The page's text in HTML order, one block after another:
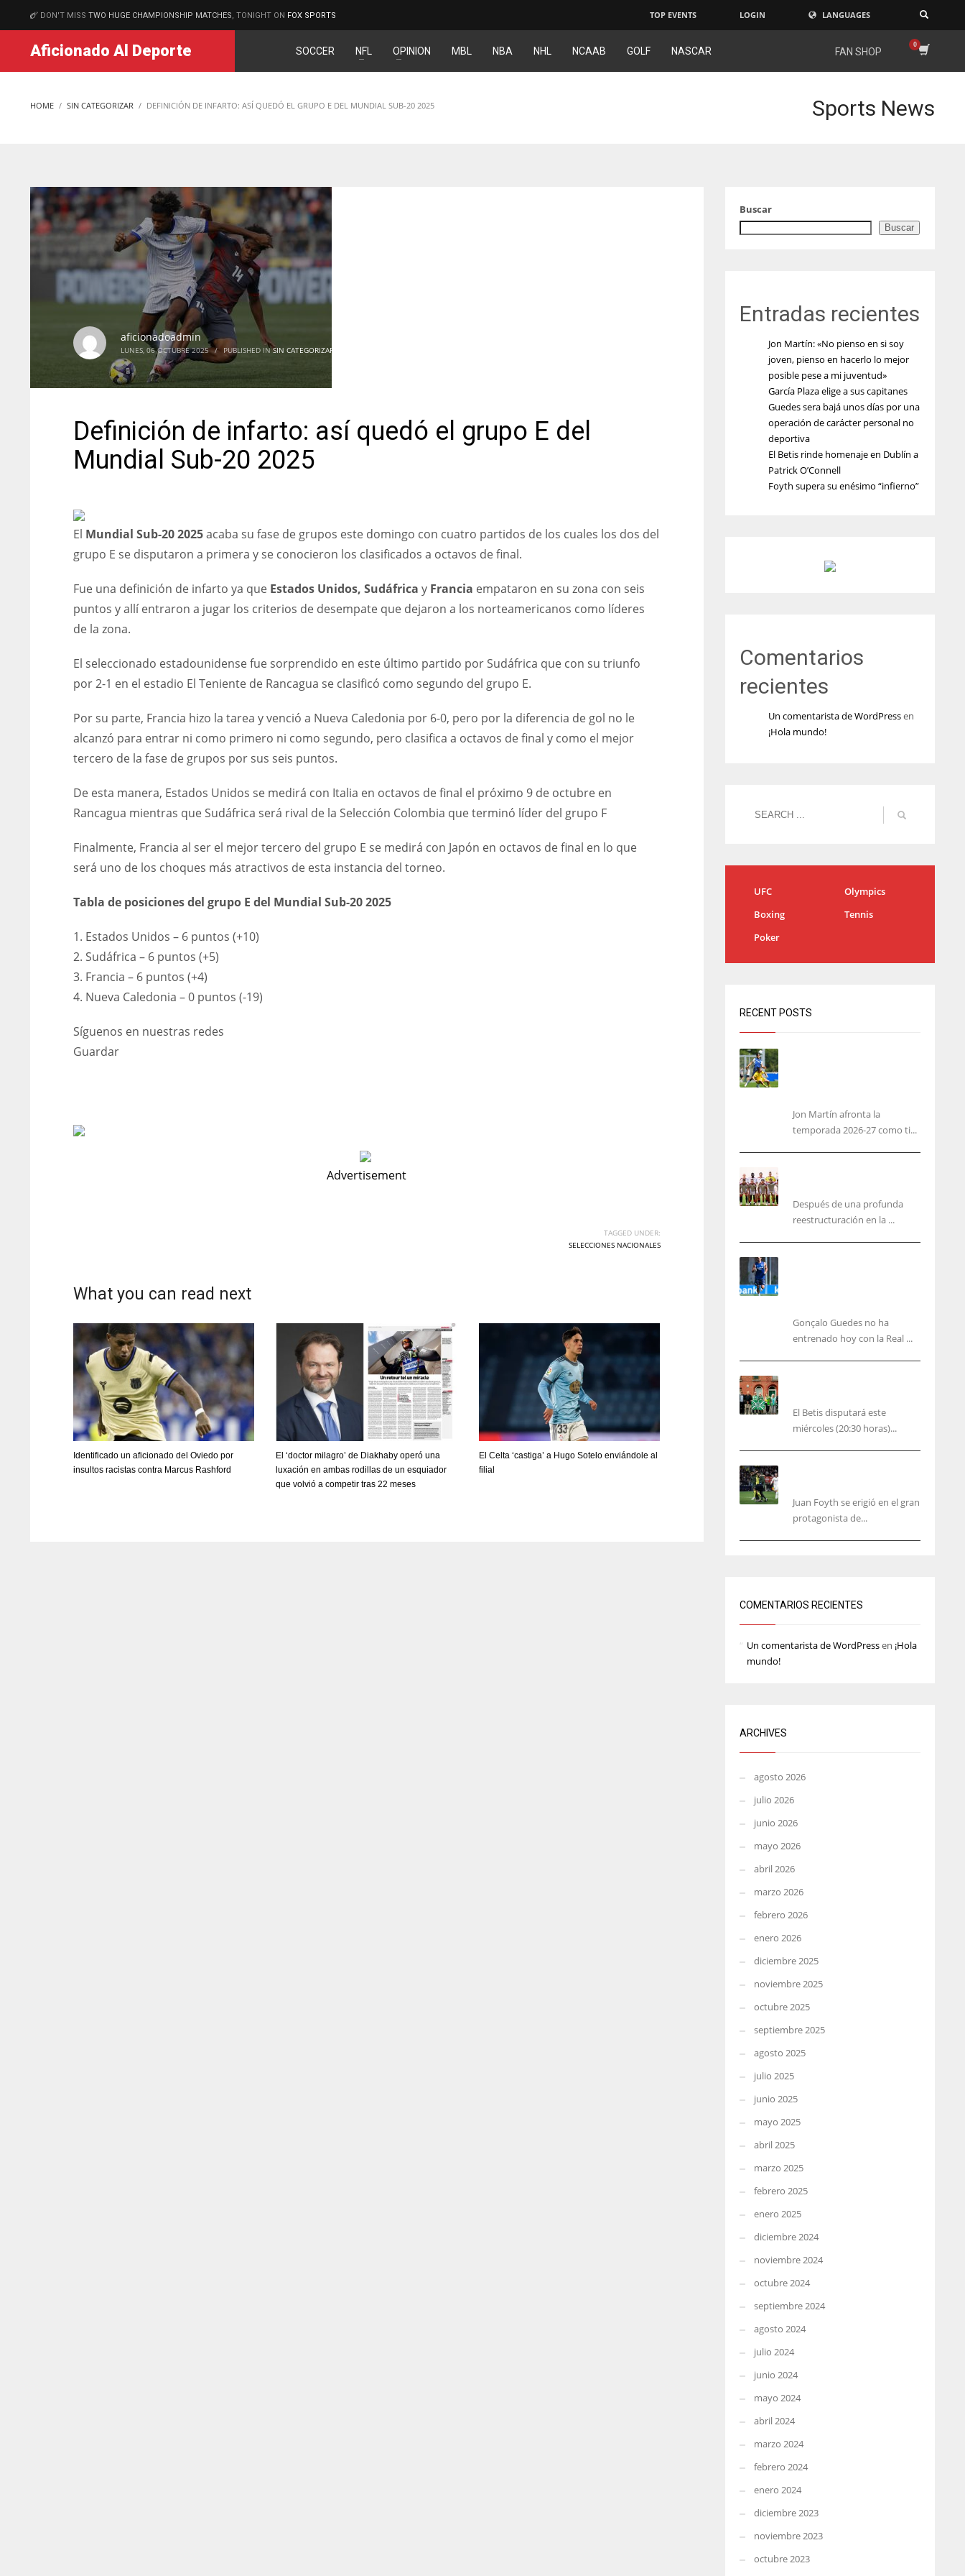
MATCHES
MIN
24
DON'T MISS TWO HUGE CHAMPIONSHIP MATCHES , TONIGHT ON FOX SPORTS TOP EVENTS LOGIN LANGUAGES
Aficionado Al Deporte SOCCER NFL OPINION MBL NBA NHL NCAAB GOLF NASCAR FAN SHOP
HOME SIN CATEGORIZAR DEFINICIÓN DE INFARTO: ASÍ QUEDÓ EL GRUPO E DEL MUNDIAL SUB-20 2025 Sports News
aficionadoadmin
LUNES, 06 OCTUBRE 2025 / PUBLISHED INSIN CATEGORIZAR
Definición de infarto: así quedó el grupo E del
Mundial Sub-20 2025
El Mundial Sub-20 2025acaba su fase de grupos este domingo con cuatro partidos de los cuales los dos del
grupo E se disputaron a primera y se conocieron los clasificados a octavos de final.
Fue una definición de infarto ya que Estados Unidos, Sudáfrica y Francia empataron en su zona con seis
puntos y allí entraron a jugar los criterios de desempate que dejaron a los norteamericanos como líderes
de la zona.
El seleccionado estadounidense fue sorprendido en este último partido por Sudáfrica que con su triunfo
por 2-1 en el estadio El Teniente de Rancagua se clasificó como segundo del grupo E.
Por su parte, Francia hizo la tarea y venció a Nueva Caledonia por 6-0, pero por la diferencia de gol no le
alcanzó para entrar ni como primero ni como segundo, pero clasifica a octavos de final y como el mejor
tercero de la fase de grupos por sus seis puntos.
De esta manera, Estados Unidos se medirá con Italia en octavos de final el próximo 9 de octubre en
Rancagua mientras que Sudáfrica será rival de la Selección Colombia que terminó líder del grupo F
Finalmente, Francia al ser el mejor tercero del grupo E se medirá con Japón en octavos de final en lo que
será uno de los choques más atractivos de esta instancia del torneo.
Tabla de posiciones del grupo E del Mundial Sub-20 2025
1. Estados Unidos – 6 puntos (+10)
2. Sudáfrica – 6 puntos (+5)
3. Francia – 6 puntos (+4)
4. Nueva Caledonia – 0 puntos (-19)
Síguenos en nuestras redes
Guardar
Advertisement
TAGGED UNDER:
SELECCIONES NACIONALES
What you can read next
Identificado un aficionado del Oviedo por
insultos racistas contra Marcus Rashford
El ‘doctor milagro’ de Diakhaby operó una
luxación en ambas rodillas de un esquiador
que volvió a competir tras 22 meses
El Celta ‘castiga’ a Hugo Sotelo enviándole al
filial
Buscar
Buscar
Entradas recientes
Jon Martín: «No pienso en si soy
joven, pienso en hacerlo lo mejor
posible pese a mi juventud»
García Plaza elige a sus capitanes
Guedes sera bajá unos días por una
operación de carácter personal no
deportiva
El Betis rinde homenaje en Dublín a
Patrick O’Connell
Foyth supera su enésimo “infierno”
Comentarios
recientes
Un comentarista de WordPressen
¡Hola mundo!
UFC
Olympics
Boxing
Tennis
Poker
RECENT POSTS
Jon Martín afronta la
temporada 2026-27 como ti...
Después de una profunda
reestructuración en la ...
Gonçalo Guedes no ha
entrenado hoy con la Real ...
El Betis disputará este
miércoles (20:30 horas)...
Juan Foyth se erigió en el gran
protagonista de...
COMENTARIOS RECIENTES
Un comentarista de WordPressen ¡Hola
mundo!
ARCHIVES
agosto 2026
julio 2026
junio 2026
mayo 2026
abril 2026
marzo 2026
febrero 2026
enero 2026
diciembre 2025
noviembre 2025
octubre 2025
septiembre 2025
agosto 2025
julio 2025
junio 2025
mayo 2025
abril 2025
marzo 2025
febrero 2025
enero 2025
diciembre 2024
noviembre 2024
octubre 2024
septiembre 2024
agosto 2024
julio 2024
junio 2024
mayo 2024
abril 2024
marzo 2024
febrero 2024
enero 2024
diciembre 2023
noviembre 2023
octubre 2023